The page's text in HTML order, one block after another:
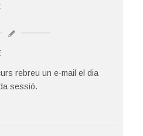
rebreu un e-mail el dia
sessió.